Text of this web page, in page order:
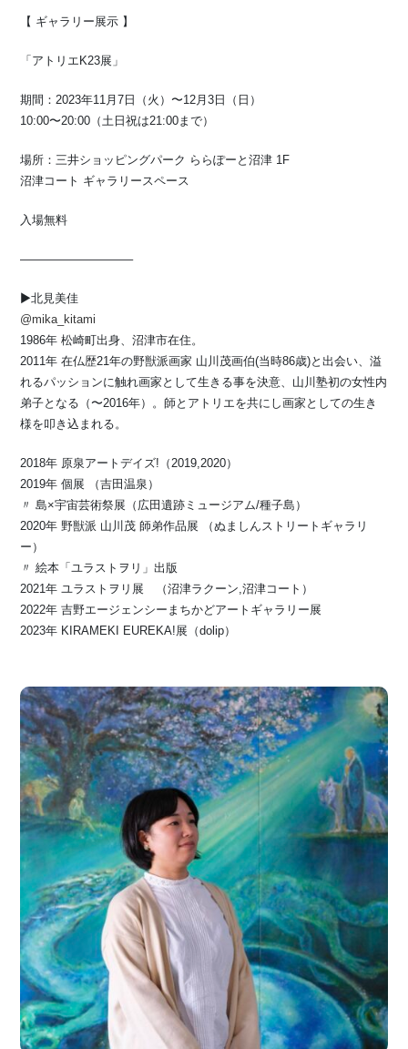
【 ギャラリー展示 】
「アトリエK23展」
期間：2023年11月7日（火）〜12月3日（日）
10:00〜20:00（土日祝は21:00まで）
場所：三井ショッピングパーク ららぽーと沼津 1F
沼津コート ギャラリースペース
入場無料
—————————–
▶︎北見美佳
@mika_kitami
1986年 松崎町出身、沼津市在住。
2011年 在仏歴21年の野獣派画家 山川茂画伯(当時86歳)と出会い、溢
れるパッションに触れ画家として生きる事を決意、山川塾初の女性内
弟子となる（〜2016年）。師とアトリエを共にし画家としての生き
様を叩き込まれる。
2018年 原泉アートデイズ!（2019,2020）
2019年 個展 （吉田温泉）
〃 島×宇宙芸術祭展（広田遺跡ミュージアム/種子島）
2020年 野獣派 山川茂 師弟作品展 （ぬましんストリートギャラリ
ー）
〃 絵本「ユラストヲリ」出版
2021年 ユラストヲリ展 （沼津ラクーン,沼津コート）
2022年 吉野エージェンシーまちかどアートギャラリー展
2023年 KIRAMEKI EUREKA!展（dolip）